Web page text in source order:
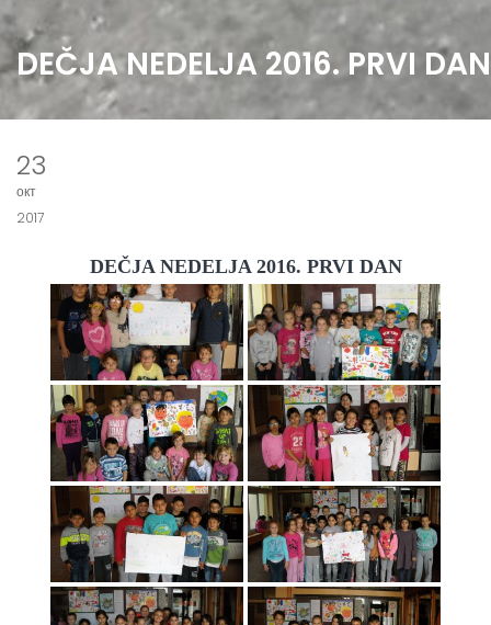
DEČJA NEDELJA 2016. PRVI DAN
23
окт
2017
DEČJA NEDELJA 2016. PRVI DAN